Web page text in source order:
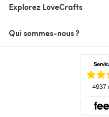
Explorez LoveCrafts
Qui sommes-nous ?